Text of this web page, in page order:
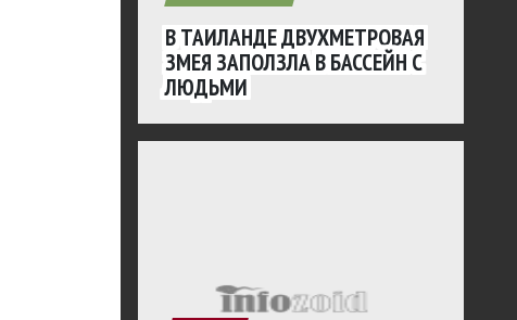
В ТАИЛАНДЕ ДВУХМЕТРОВАЯ
ЗМЕЯ ЗАПОЛЗЛА В БАССЕЙН С
ЛЮДЬМИ